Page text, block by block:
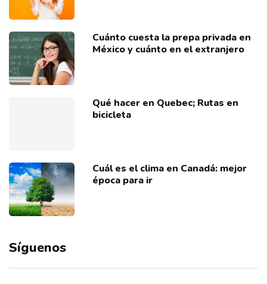
Cuánto cuesta la prepa privada en
México y cuánto en el extranjero
Qué hacer en Quebec; Rutas en
bicicleta
Cuál es el clima en Canadá: mejor
época para ir
Síguenos